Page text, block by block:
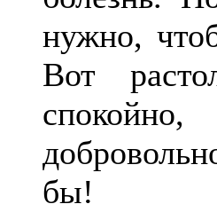
нужно,
Вот
бы!